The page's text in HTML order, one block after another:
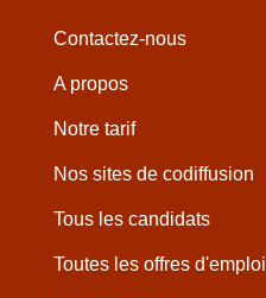
Contactez-nous
A propos
Notre tarif
Nos sites de codiffusion
Tous les candidats
Toutes les offres d'emploi